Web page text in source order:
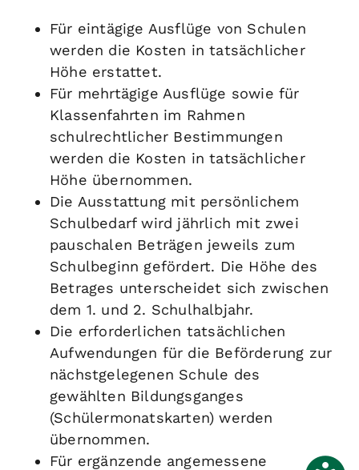
Für eintägige Ausflüge von Schulen
werden die Kosten in tatsächlicher
Höhe erstattet.
Für mehrtägige Ausflüge sowie für
Klassenfahrten im Rahmen
schulrechtlicher Bestimmungen
werden die Kosten in tatsächlicher
Höhe übernommen.
Die Ausstattung mit persönlichem
Schulbedarf wird jährlich mit zwei
pauschalen Beträgen jeweils zum
Schulbeginn gefördert. Die Höhe des
Betrages unterscheidet sich zwischen
dem 1. und 2. Schulhalbjahr.
Die erforderlichen tatsächlichen
Aufwendungen für die Beförderung zur
nächstgelegenen Schule des
gewählten Bildungsganges
(Schülermonatskarten) werden
übernommen.
Für ergänzende angemessene